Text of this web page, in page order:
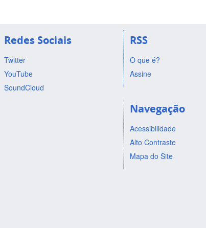
Redes Sociais
Twitter
YouTube
SoundCloud
RSS
O que é?
Assine
Navegação
Acessibilidade
Alto Contraste
Mapa do Site